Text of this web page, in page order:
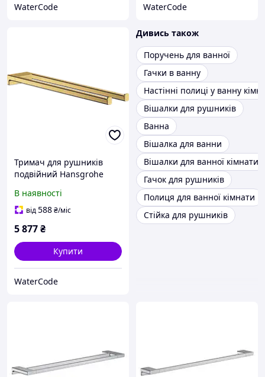
WaterCode WaterCode
Тримач для рушників
подвійний Hansgrohe
Gold Optic (41770990),
золото
В наявності
від588₴/міс
5 877₴
Купити
WaterCode
Дивись також
Поручень для ванної
Гачки в ванну
Настінні полиці у ванну
Вішалки для рушників
Ванна
Вішалка для ванни
Вішалки для ванної кімнати
Гачок для рушників
Полиця для ванної кімнати
Стійка для рушників